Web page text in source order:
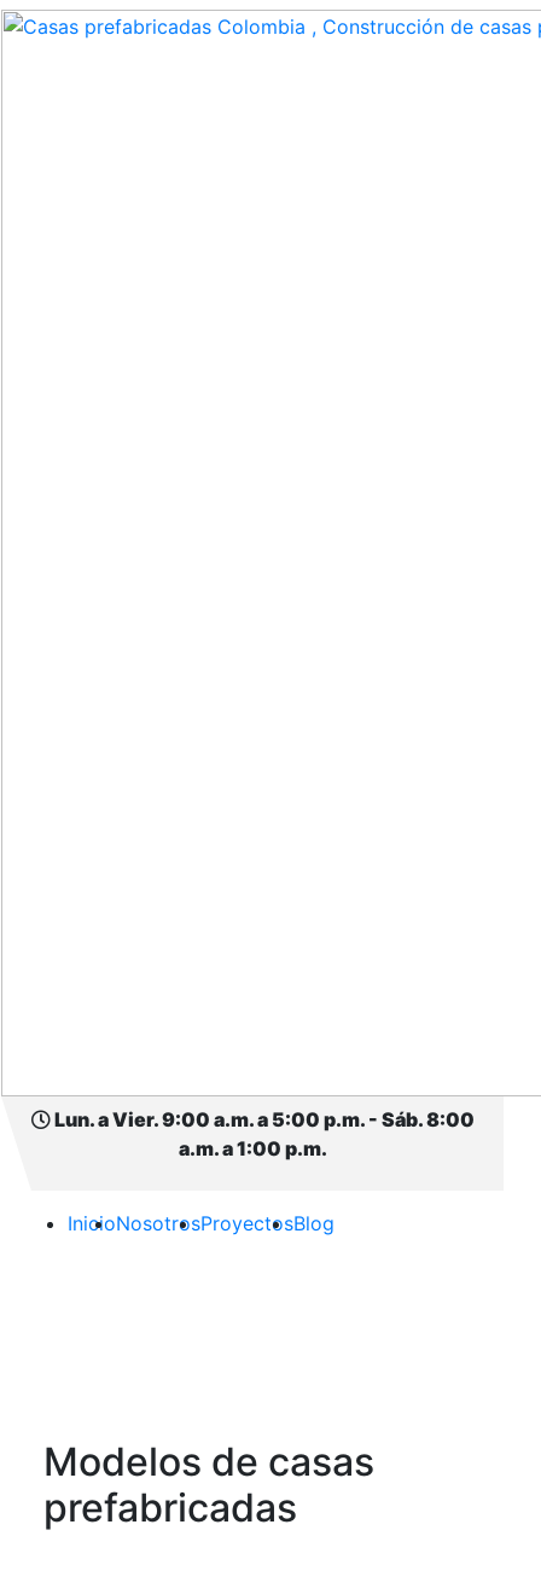
Lun. a Vier. 9:00 a.m. a 5:00 p.m. - Sáb. 8:00
a.m. a 1:00 p.m.
InicioNosotrosProyectosBlog
Modelos de casas
prefabricadas